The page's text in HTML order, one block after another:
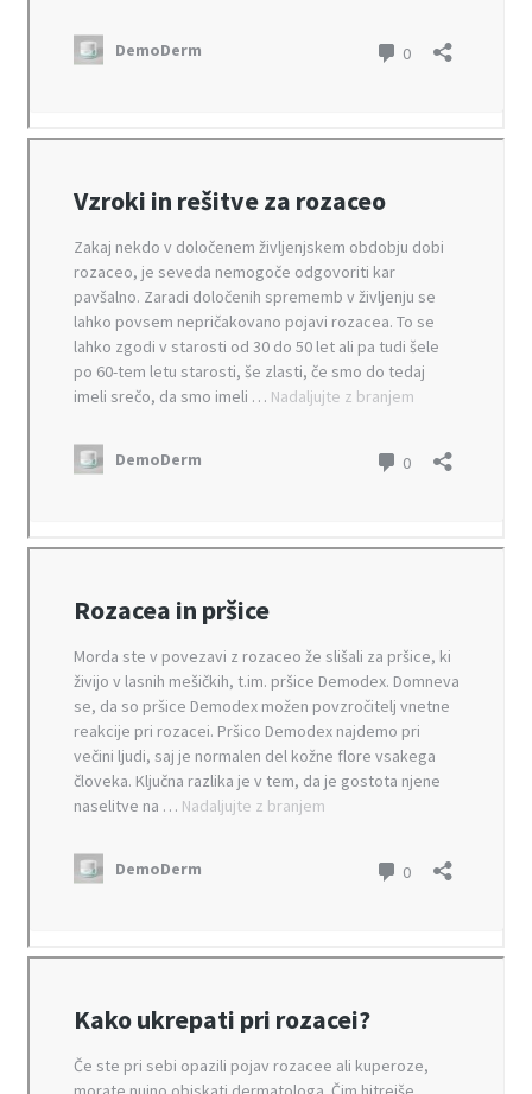
Trgovina
Uporaba piškotkov
Vprašanja
Vprašanja o rozacei
Zahtevek za hrambo podatkov
Olajšanje s pomočjo manjšega števila sestavin
Nasveti za uporabo pri odraslih
Navodila za uporabo
A. T.